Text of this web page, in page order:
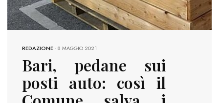
REDAZIONE-8 MAGGIO 2021
Bari, pedane sui
posti auto: così il